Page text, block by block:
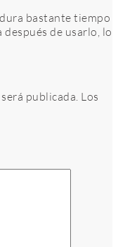
bastante tiempo
de usarlo, lo
publicada. Los